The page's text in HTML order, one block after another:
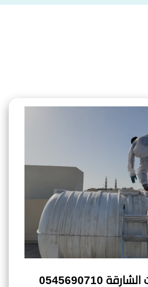
شركة تنظيف خزانات الشارقة 0545690710